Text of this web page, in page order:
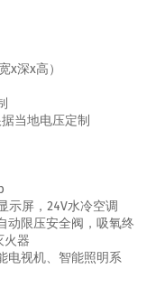
x深x高）
当地电压定制
示屏，24V水冷空调
动限压安全阀，吸氧终
火器
电视机、智能照明系